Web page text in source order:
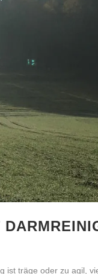
ist träge oder zu agil,